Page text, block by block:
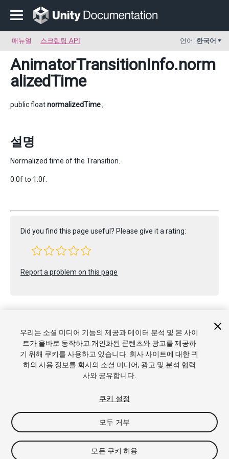
매뉴얼 스크립팅 API 언어: 한국어
AnimatorTransitionInfo.norm
alizedTime
public floatnormalizedTime;
설명
Normalized time of the Transition.
0.0f to 1.0f.
Did you find this page useful? Please give it a rating:
Report a problem on this page
Copyright © 2022 Unity Technologies. Publication 2021.3
튜토리얼
커뮤니티 답변 기술 자료 포럼 에셋 스토어
개인정보처리방침
우리는 소셜 미디어 기능의 제공과 데이터 분석 및 본 사이
트가 올바로 동작하고 개인화된 콘텐츠와 광고를 제공하
기 위해 쿠키를 사용하고 있습니다. 회사 사이트에 대한 귀
하의 사용 정보를 회사의 소셜 미디어, 광고 및 분석 협력
사와 공유합니다.
쿠키 설정
모두 거부
모든 쿠키 허용